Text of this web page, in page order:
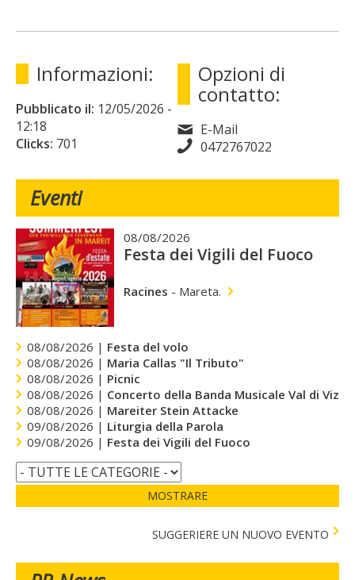
Informazioni:
Pubblicato il: 12/05/2026 -
12:18
Clicks: 701
Opzioni di
contatto:
E-Mail
0472767022
Eventi
08/08/2026
Festa dei Vigili del Fuoco
Racines - Mareta.
08/08/2026 | Festa del volo
08/08/2026 | Maria Callas "Il Tributo"
08/08/2026 | Picnic
08/08/2026 | Concerto della Banda Musicale Val di Vizze
08/08/2026 | Mareiter Stein Attacke
09/08/2026 | Liturgia della Parola
09/08/2026 | Festa dei Vigili del Fuoco
MOSTRARE
SUGGERIERE UN NUOVO EVENTO